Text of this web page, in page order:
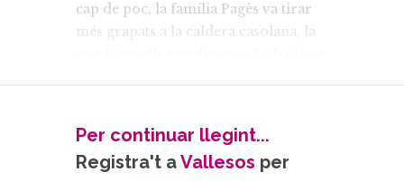
cap de poc, la família Pagès va tirar
més grapats a la caldera casolana, la
actualment hi acudeixen peregrins
contemporanis com ara ciclistes,
Per continuar llegint...
Registra't aVallesos per